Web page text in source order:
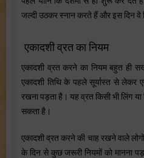
जल्दी उठकर स्नान करते हैं और इस दिन वे
एकादशी व्रत का नियम
एकादशी व्रत करने का नियम बहुत ही
एकादशी तिथि के पहले सूर्यास्त से लेकर
रखना पड़ता है। यह व्रत किसी भी लिंग
सकता है।
एकादशी व्रत करने की चाह रखने वाले
के दिन से कुछ जरूरी नियमों को मानना